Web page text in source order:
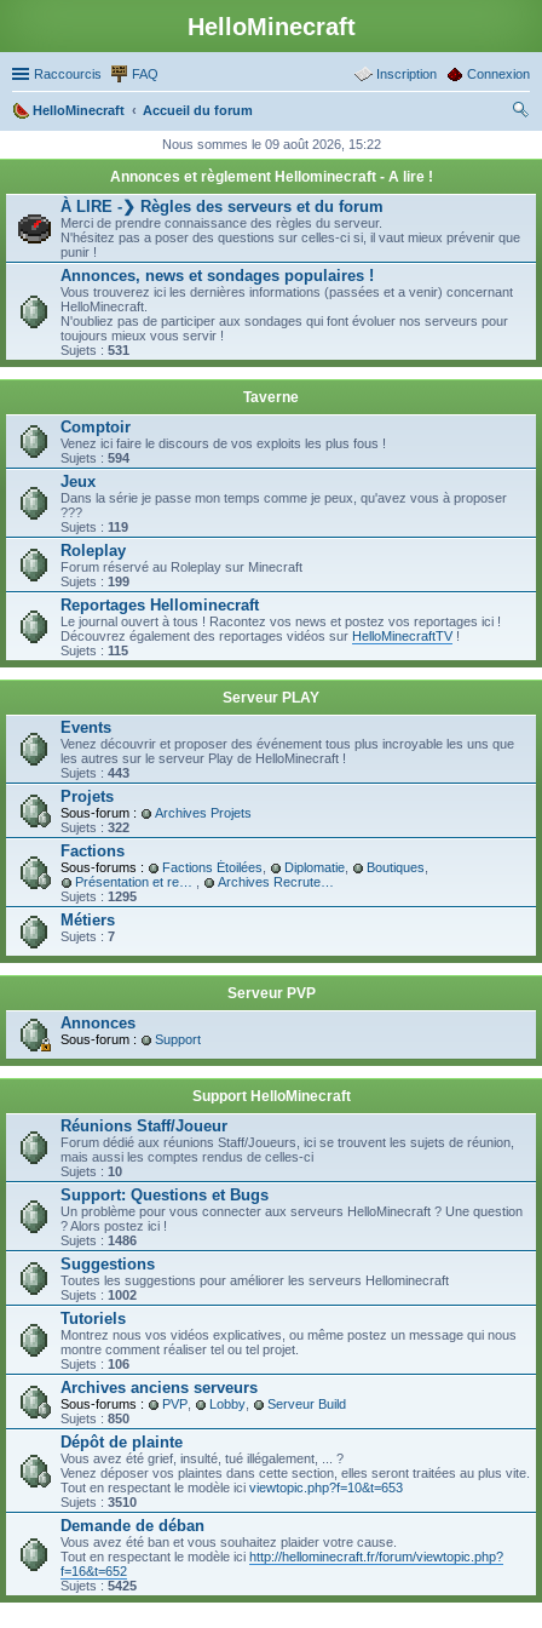
HelloMinecraft
Raccourcis FAQ Connexion
Inscription
HelloMinecraft
Accueil du forum
ch
Nous sommes le 09 août 2026, 15:22
Annonces et règlement Hellominecraft - A lire !
À LIRE -❯ Règles des serveurs et du forum
Merci de prendre connaissance des règles du serveur.
N'hésitez pas a poser des questions sur celles-ci si, il vaut mieux prévenir que
punir !
Annonces, news et sondages populaires !
Vous trouverez ici les dernières informations (passées et a venir) concernant
HelloMinecraft.
N'oubliez pas de participer aux sondages qui font évoluer nos serveurs pour
toujours mieux vous servir !
Sujets : 531
Taverne
Comptoir
Venez ici faire le discours de vos exploits les plus fous !
Sujets : 594
Jeux
Dans la série je passe mon temps comme je peux, qu'avez vous à proposer
???
Sujets : 119
Roleplay
Forum réservé au Roleplay sur Minecraft
Sujets : 199
Reportages Hellominecraft
Le journal ouvert à tous ! Racontez vos news et postez vos reportages ici !
Découvrez également des reportages vidéos sur HelloMinecraftTV!
Sujets : 115
Serveur PLAY
Events
Venez découvrir et proposer des événement tous plus incroyable les uns que
les autres sur le serveur Play de HelloMinecraft !
Sujets : 443
Projets
Sous-forum :
Archives Projets
Sujets : 322
Factions
Sous-forums : Factions Étoilées Diplomatie Boutiques
Sujets : 1295
Métiers
Sujets : 7
Serveur PVP
Annonces
Sous-forum : Support
Support HelloMinecraft
Réunions Staff/Joueur
Forum dédié aux réunions Staff/Joueurs, ici se trouvent les sujets de réunion,
mais aussi les comptes rendus de celles-ci
Sujets : 10
Support: Questions et Bugs
Un problème pour vous connecter aux serveurs HelloMinecraft ? Une question
? Alors postez ici !
Sujets : 1486
Suggestions
Toutes les suggestions pour améliorer les serveurs Hellominecraft
Sujets : 1002
Tutoriels
Montrez nous vos vidéos explicatives, ou même postez un message qui nous
montre comment réaliser tel ou tel projet.
Sujets : 106
Archives anciens serveurs
Sous-forums : PVP Lobby
Serveur Build
Sujets : 850
Dépôt de plainte
Vous avez été grief, insulté, tué illégalement, ... ?
Venez déposer vos plaintes dans cette section, elles seront traitées au plus vite.
Tout en respectant le modèle ici viewtopic.php?f=10&t=653
Sujets : 3510
Demande de déban
Vous avez été ban et vous souhaitez plaider votre cause.
Tout en respectant le modèle ici http://hellominecraft.fr/forum/viewtopic.php?
f=16&t=652
Sujets : 5425